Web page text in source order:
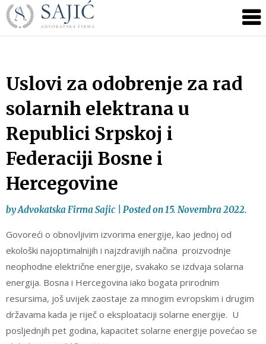
Skip
to
content
Advokatska
Sajić
|
Banja
Luka
Uslovi za odobrenje za rad
solarnih elektrana u
Republici Srpskoj i
Federaciji Bosne i
Hercegovine
byAdvokatska Firma Sajic Posted on15. Novembra 2022.
Govoreći o obnovljivim izvorima energije, kao jednoj od
ekološki najoptimalnijih i najzdravijih načina proizvodnje
neophodne električne energije, svakako se izdvaja solarna
energija. Bosna i Hercegovina iako bogata prirodnim
resursima, još uvijek zaostaje za mnogim evropskim i drugim
državama kada je riječ o eksploataciji solarne energije. U
posljednjih pet godina, kapacitet solarne energije povećao se